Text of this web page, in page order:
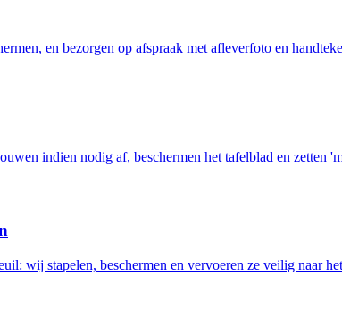
en bezorgen op afspraak met afleverfoto en
indien nodig af, beschermen het tafelblad en zetten
wij stapelen, beschermen en vervoeren ze veilig naar